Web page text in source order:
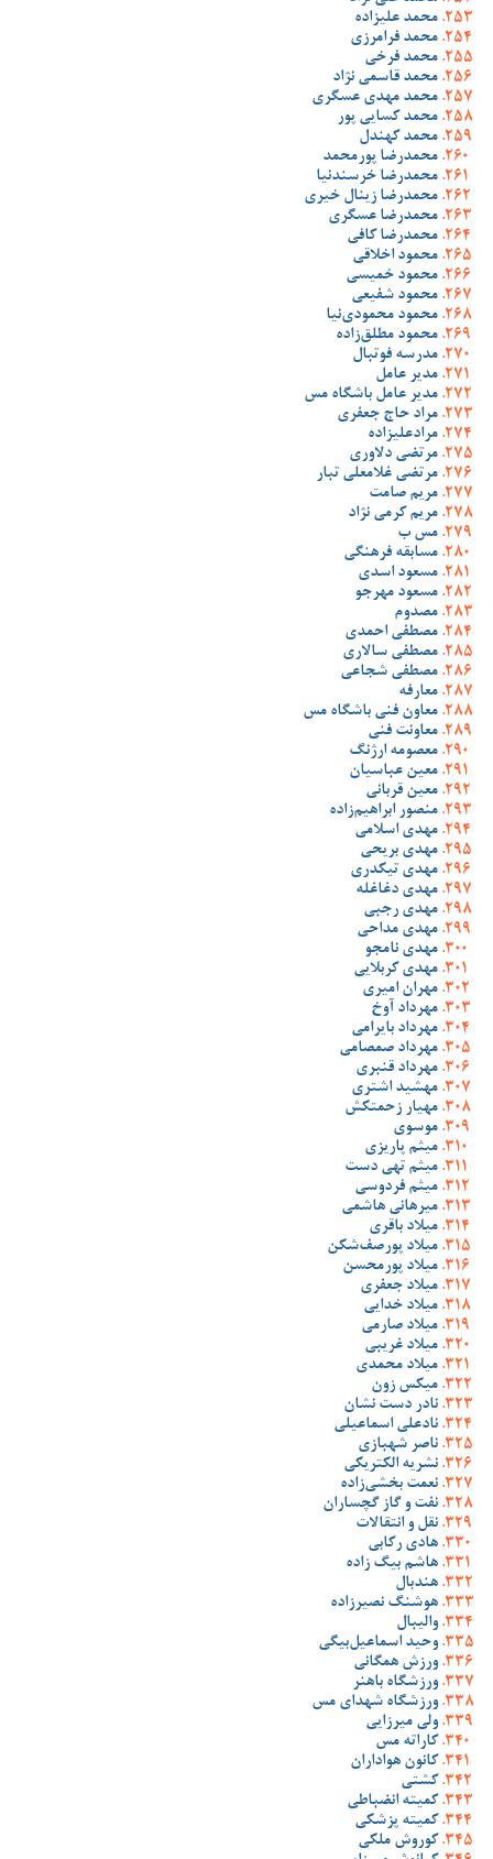
محمد علیزاده
محمد فرامرزی
محمد فرخی
محمد قاسمی نژاد
محمد مهدی عسگری
محمد کسایی پور
محمد کهندل
محمدرضا پورمحمد
محمدرضا خرسندنیا
محمدرضا زینال خیری
محمدرضا عسگری
محمدرضا کافی
محمود اخلاقی
محمود خمیسی
محمود شفیعی
محمود محمودی‌نیا
محمود مطلق‌زاده
مدرسه فوتبال
مدیر عامل
مدیر عامل باشگاه مس
مراد حاج جعفری
مرادعلیزاده
مرتضی دلاوری
مرتضی غلامعلی تبار
مریم صامت
مریم کرمی نژاد
مس ب
مسابقه فرهنگی
مسعود اسدی
مسعود مهرجو
مصدوم
مصطفی احمدی
مصطفی سالاری
مصطفی شجاعی
معارفه
معاون فنی باشگاه مس
معاونت فنی
معصومه ارژنگ
معین عباسیان
معین قربانی
منصور ابراهیم‌زاده
مهدی اسلامی
مهدی بریحی
مهدی تیکدری
مهدی دغاغله
مهدی رجبی
مهدی مداحی
مهدی نامجو
مهدی کربلایی
مهران امیری
مهرداد آوخ
مهرداد بایرامی
مهرداد صمصامی
مهرداد قنبری
مهشید اشتری
مهیار زحمتکش
موسوی
میثم پاریزی
میثم تهی دست
میثم فردوسی
میرهانی هاشمی
میلاد باقری
میلاد پورصف‌شکن
میلاد پورمحسن
میلاد جعفری
میلاد خدایی
میلاد صارمی
میلاد غریبی
میلاد محمدی
میکس زون
نادر دست نشان
نادعلی اسماعیلی
ناصر شهبازی
نشریه الکتریکی
نعمت بخشی‌زاده
نفت و گاز گچساران
نقل و انتقالات
هادی رکابی
هاشم بیگ زاده
هندبال
هوشنگ نصیرزاده
والیبال
وحید اسماعیل‌بیگی
ورزش همگانی
ورزشگاه باهنر
ورزشگاه شهدای مس
ولی میرزایی
کاراته مس
کانون هواداران
کشتی
کمیته انضباطی
کمیته پزشکی
کوروش ملکی